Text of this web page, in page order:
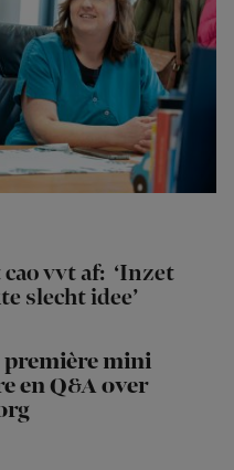
vvt af: ‘Inzet
slecht idee’
mini
en Q&A over